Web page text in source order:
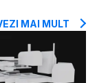
MAI MULT